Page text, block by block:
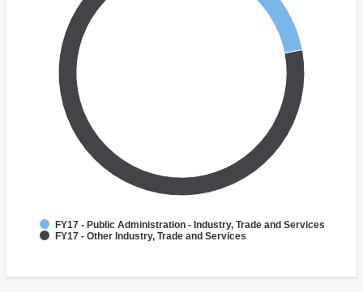
FY17 - Public Administration - Industry, Trade and Services
FY17 - Other Industry, Trade and Services